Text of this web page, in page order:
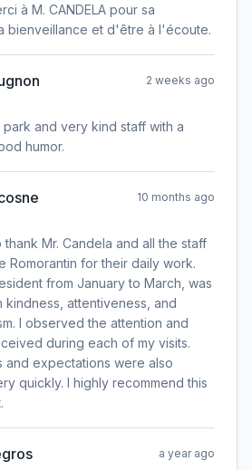
à M. CANDELA pour sa
bienveillance et d'être à l'écoute.
2 weeks ago
park and very kind staff with a
humor.
10 months ago
Mr. Candela and all the staff
Romorantin for their daily work.
from January to March, was
kindness, attentiveness, and
I observed the attention and
during each of my visits.
and expectations were also
quickly. I highly recommend this
a year ago